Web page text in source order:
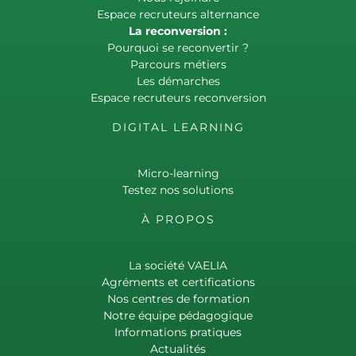
Espace recruteurs alternance
La reconversion :
Pourquoi se reconvertir ?
Parcours métiers
Les démarches
Espace recruteurs reconversion
DIGITAL LEARNING
Micro-learning
Testez nos solutions
À PROPOS
La société VAELIA
Agréments et certifications
Nos centres de formation
Notre équipe pédagogique
Informations pratiques
Actualités